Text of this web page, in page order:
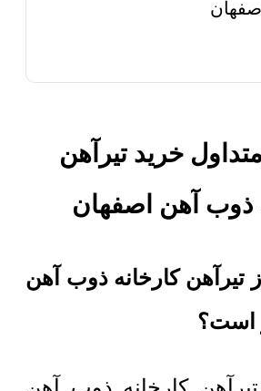
خرید تیرآهن
ذوب آهن اصفهان
تیرآهن کارخانه ذوب آهن
است؟